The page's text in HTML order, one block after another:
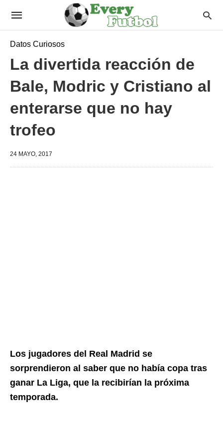
Datos Curiosos
La divertida reacción de
Bale, Modric y Cristiano al
enterarse que no hay
trofeo
24 MAYO, 2017
Los jugadores del Real Madrid se
sorprendieron al saber que no había copa tras
ganar La Liga, que la recibirían la próxima
temporada.